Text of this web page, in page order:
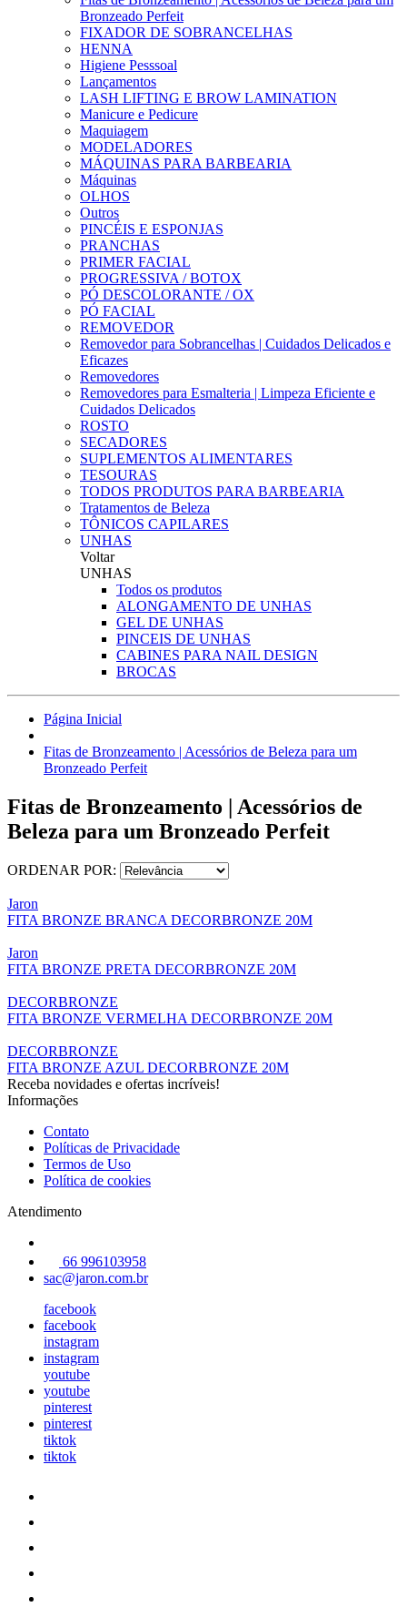
Bronzeado Perfeit
FIXADOR DE SOBRANCELHAS
HENNA
Higiene Pesssoal
Lançamentos
LASH LIFTING E BROW LAMINATION
Manicure e Pedicure
Maquiagem
MODELADORES
MÁQUINAS PARA BARBEARIA
Máquinas
OLHOS
Outros
PINCÉIS E ESPONJAS
PRANCHAS
PRIMER FACIAL
PROGRESSIVA / BOTOX
PÓ DESCOLORANTE / OX
PÓ FACIAL
REMOVEDOR
Removedor para Sobrancelhas | Cuidados Delicados e
Eficazes
Removedores
Removedores para Esmalteria | Limpeza Eficiente e
Cuidados Delicados
ROSTO
SECADORES
SUPLEMENTOS ALIMENTARES
TESOURAS
TODOS PRODUTOS PARA BARBEARIA
Tratamentos de Beleza
TÔNICOS CAPILARES
UNHAS
Voltar
UNHAS
Todos os produtos
ALONGAMENTO DE UNHAS
GEL DE UNHAS
PINCEIS DE UNHAS
CABINES PARA NAIL DESIGN
BROCAS
Página Inicial
Fitas de Bronzeamento | Acessórios de Beleza para um
Bronzeado Perfeit
Fitas de Bronzeamento | Acessórios de
Beleza para um Bronzeado Perfeit
ORDENAR POR:
Jaron
FITA BRONZE BRANCA DECORBRONZE 20M
Jaron
FITA BRONZE PRETA DECORBRONZE 20M
DECORBRONZE
FITA BRONZE VERMELHA DECORBRONZE 20M
DECORBRONZE
FITA BRONZE AZUL DECORBRONZE 20M
Receba novidades e ofertas incríveis!
Informações
Contato
Políticas de Privacidade
Termos de Uso
Política de cookies
Atendimento
66 996103958
sac@jaron.com.br
facebook
facebook
instagram
instagram
youtube
youtube
pinterest
pinterest
tiktok
tiktok